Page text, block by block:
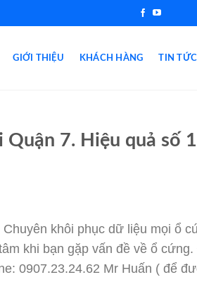
GIỚI THIỆU KHÁCH HÀNG TIN TỨC
Quận 7. Hiệu quả số
khôi phục dữ liệu mọi ổ
khi bạn gặp vấn đề về ổ
0907.23.24.62 Mr Huấn ( để